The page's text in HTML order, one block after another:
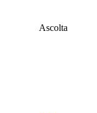
Ascolta